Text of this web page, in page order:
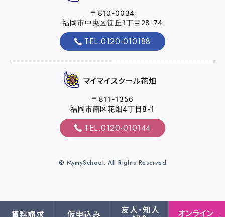
資料請求 仮申込み 友人・知人 オンライン
マイマイスクール花畑
花畑校ブログ
福岡大学前営業所（入校申込受付）
福岡大学前営業所ブログ
〒810-0034
福岡市中央区笹丘1丁目28-74
TEL.0120-010188
マイマイスクール花畑
〒811-1356
福岡市南区花畑4丁目8-1
TEL.0120-010144
© MymySchool. All Rights Reserved